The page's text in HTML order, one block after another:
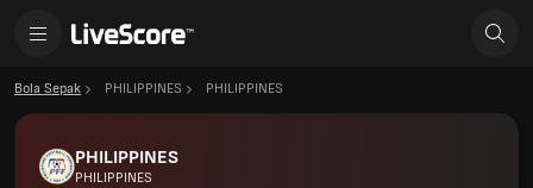
Bola Sepak PHILIPPINES PHILIPPINES
PHILIPPINES
PHILIPPINES